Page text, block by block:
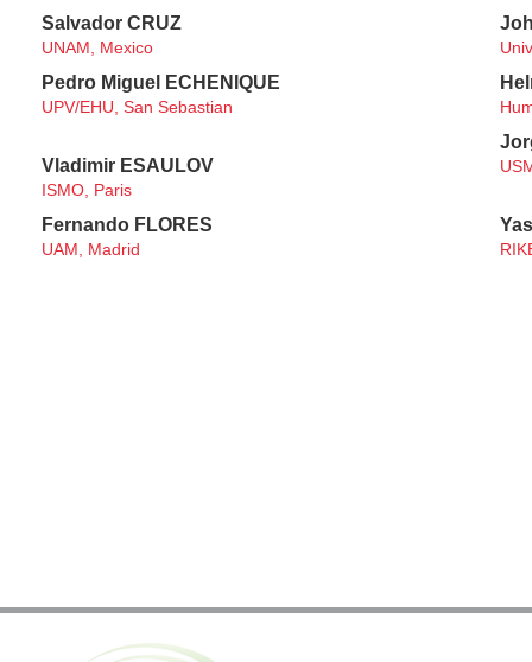
Salvador CRUZ
UNAM, Mexico
Pedro Miguel ECHENIQUE
UPV/EHU, San Sebastian
Vladimir ESAULOV
ISMO, Paris
Fernando FLORES
UAM, Madrid